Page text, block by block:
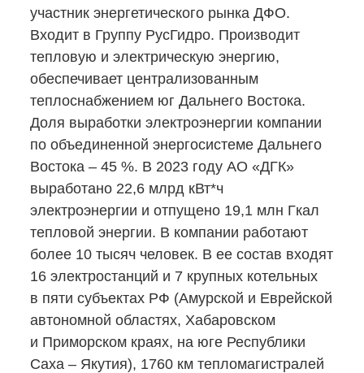
участник энергетического рынка ДФО.
Входит в Группу РусГидро. Производит
тепловую и электрическую энергию,
обеспечивает централизованным
теплоснабжением юг Дальнего Востока.
Доля выработки электроэнергии компании
по объединенной энергосистеме Дальнего
Востока – 45 %. В 2023 году АО «ДГК»
выработано 22,6 млрд кВт*ч
электроэнергии и отпущено 19,1 млн Гкал
тепловой энергии. В компании работают
более 10 тысяч человек. В ее состав входят
16 электростанций и 7 крупных котельных
в пяти субъектах РФ (Амурской и Еврейской
автономной областях, Хабаровском
и Приморском краях, на юге Республики
Саха – Якутия), 1760 км тепломагистралей